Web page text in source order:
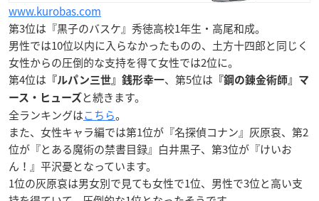
www.kurobas.com
第3位は『黒子のバスケ』秀徳高校1年生・高尾和成。
男性では10位以内に入らなかったものの、土方十四郎と同じく
女性からの圧倒的な支持を得て女性では2位に。
第4位は 『ルパン三世』銭形幸一、第5位は 『鋼の錬金術師』マ
ース・ヒューズと続きます。
全ランキングはこちら。
また、女性キャラ編では第1位が『名探偵コナン』灰原哀、第2
位が『とある魔術の禁書目録』白井黒子、第3位が『けいお
ん！』平沢憂となっています。
1位の灰原哀は男女別で見ても女性で1位、男性で3位と高い支